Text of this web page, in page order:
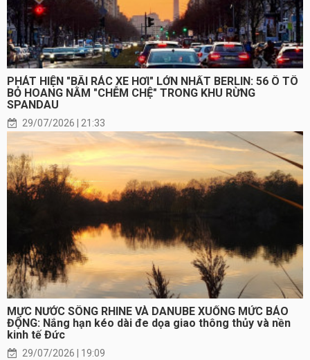
PHÁT HIỆN "BÃI RÁC XE HƠI" LỚN NHẤT BERLIN: 56 Ô TÔ
BỎ HOANG NẰM "CHỄM CHỆ" TRONG KHU RỪNG
SPANDAU
29/07/2026 | 21:33
MỰC NƯỚC SÔNG RHINE VÀ DANUBE XUỐNG MỨC BÁO
ĐỘNG: Nắng hạn kéo dài đe dọa giao thông thủy và nền
kinh tế Đức
29/07/2026 | 19:09